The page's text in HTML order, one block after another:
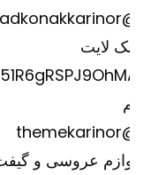
لایت
عروسی و گیفت